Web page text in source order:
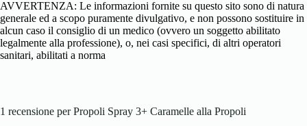
AVVERTENZA: Le informazioni fornite su questo sito sono di natura
generale ed a scopo puramente divulgativo, e non possono sostituire in
alcun caso il consiglio di un medico (ovvero un soggetto abilitato
legalmente alla professione), o, nei casi specifici, di altri operatori
sanitari, abilitati a norma
1 recensione perPropoli Spray 3+ Caramelle alla Propoli